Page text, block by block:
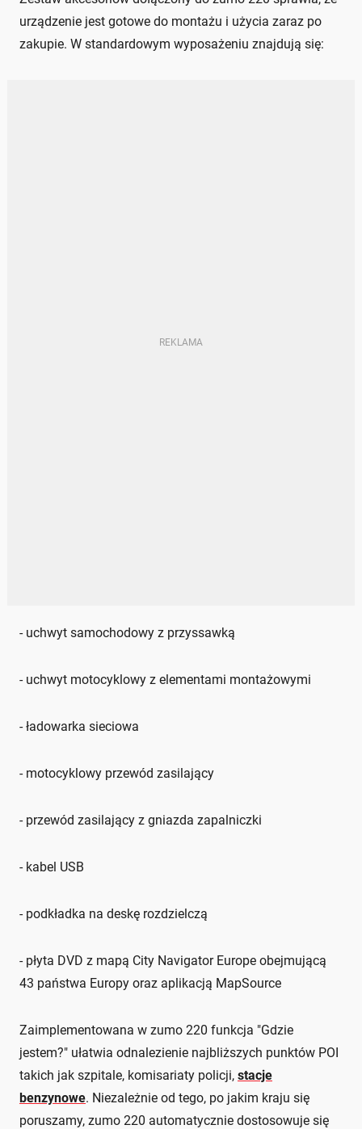
urządzenie jest gotowe do montażu i użycia zaraz po
zakupie. W standardowym wyposażeniu znajdują się:
- uchwyt samochodowy z przyssawką
- uchwyt motocyklowy z elementami montażowymi
- ładowarka sieciowa
- motocyklowy przewód zasilający
- przewód zasilający z gniazda zapalniczki
- kabel USB
- podkładka na deskę rozdzielczą
- płyta DVD z mapą City Navigator Europe obejmującą
43 państwa Europy oraz aplikacją MapSource
Zaimplementowana w zumo 220 funkcja "Gdzie
jestem?" ułatwia odnalezienie najbliższych punktów POI
takich jak szpitale, komisariaty policji, stacje
benzynowe. Niezależnie od tego, po jakim kraju się
poruszamy, zumo 220 automatycznie dostosowuje się